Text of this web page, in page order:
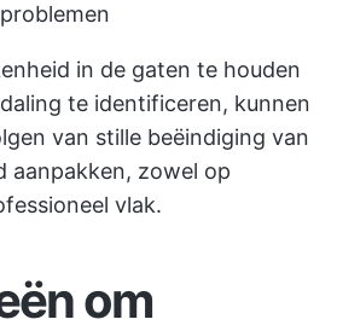
in de gaten te houden
te identificeren, kunnen
van stille beëindiging van
aanpakken, zowel op
vlak.
om